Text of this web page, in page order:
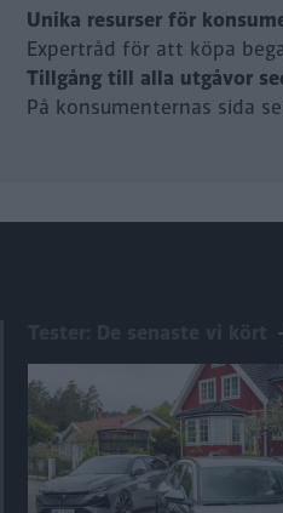
Unika resurser för
Expertråd för att köpa
Tillgång till alla utgåvor
På konsumenternas sida